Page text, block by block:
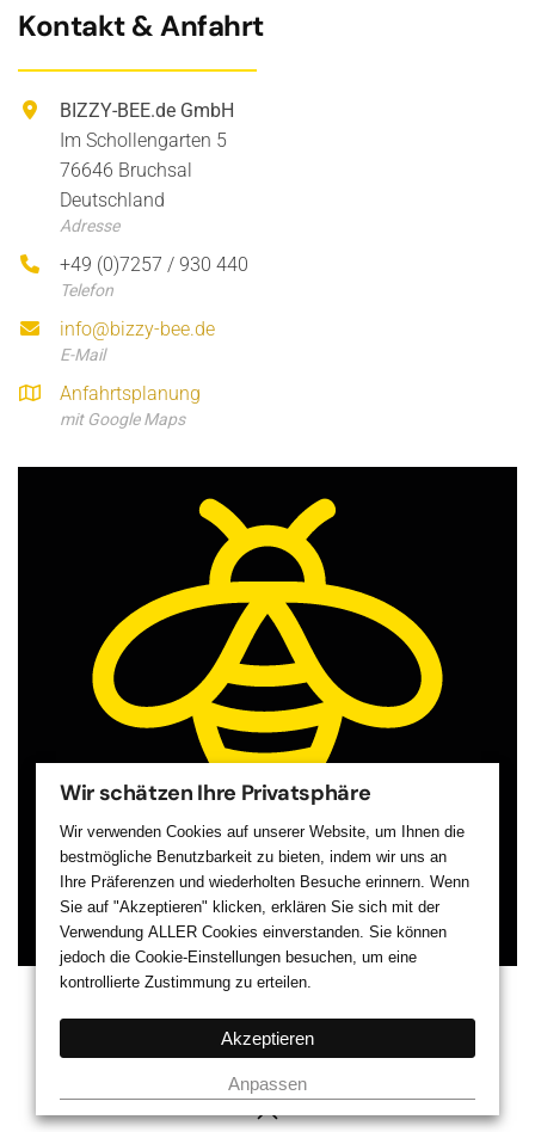
Kontakt & Anfahrt
BIZZY-BEE.de GmbH
Im Schollengarten 5
76646 Bruchsal
Deutschland
Adresse
+49 (0)7257 / 930 440
Telefon
info@bizzy-bee.de
E-Mail
Anfahrtsplanung
mit Google Maps
©2026 BIZZY-BEE.de GmbH
Alle Rechte vorbehalten.
Wir schätzen Ihre Privatsphäre
Wir verwenden Cookies auf unserer Website, um Ihnen die
bestmögliche Benutzbarkeit zu bieten, indem wir uns an
Ihre Präferenzen und wiederholten Besuche erinnern. Wenn
Sie auf "Akzeptieren" klicken, erklären Sie sich mit der
Verwendung ALLER Cookies einverstanden. Sie können
jedoch die Cookie-Einstellungen besuchen, um eine
kontrollierte Zustimmung zu erteilen.
Anpassen
Akzeptieren